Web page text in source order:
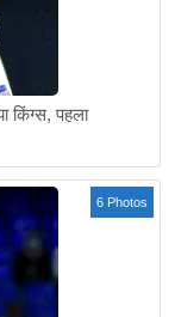
किंग्स, पहला
6 Photos